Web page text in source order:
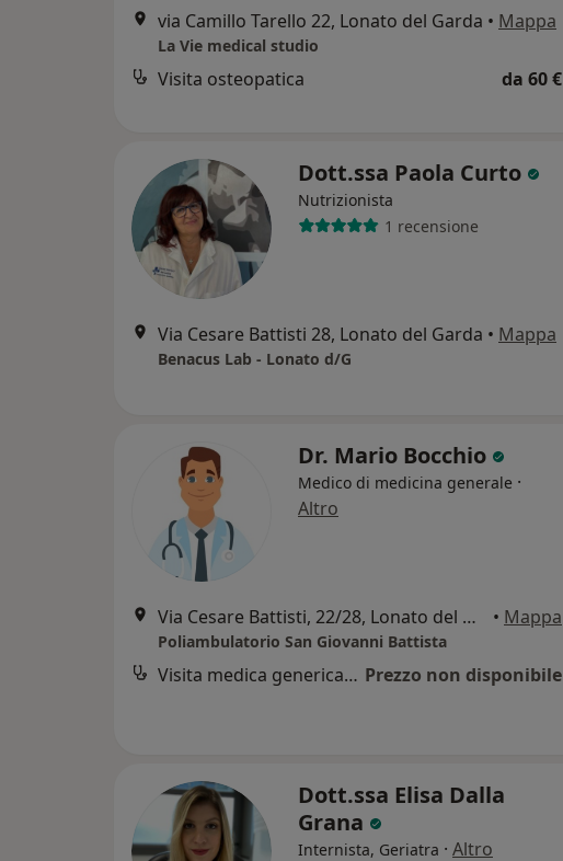
via Camillo Tarello 22, Lonato del Garda • Mappa
La Vie medical studio
Visita osteopatica da 60 €
Dott.ssa Paola Curto
Nutrizionista
1 recensione
Via Cesare Battisti 28, Lonato del Garda • Mappa
Benacus Lab - Lonato d/G
Dr. Mario Bocchio
Medico di medicina generale ·
Altro
Via Cesare Battisti, 22/28, Lonato del Garda • Mappa
Poliambulatorio San Giovanni Battista
Visita medica generica in CONVENZIONE Prezzo non disponibile
Dott.ssa Elisa Dalla
Grana
Internista, Geriatra · Altro